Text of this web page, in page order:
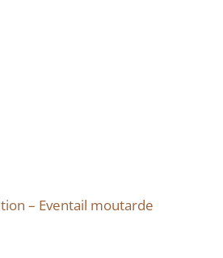
– Eventail moutarde